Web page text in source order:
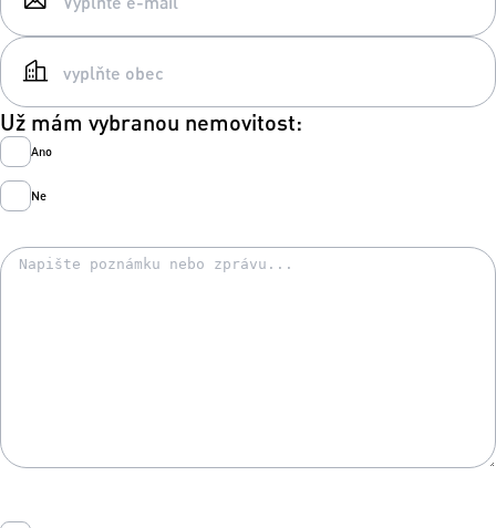
Už mám vybranou nemovitost:
Ano
Ne